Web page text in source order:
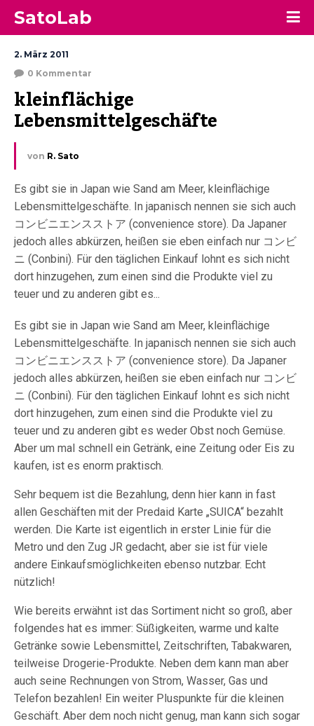
SatoLab
2. März 2011
0 Kommentar
kleinflächige
Lebensmittelgeschäfte
von R. Sato
Es gibt sie in Japan wie Sand am Meer, kleinflächige
Lebensmittelgeschäfte. In japanisch nennen sie sich auch
コンビニエンスストア (convenience store). Da Japaner
jedoch alles abkürzen, heißen sie eben einfach nur コンビ
ニ (Conbini). Für den täglichen Einkauf lohnt es sich nicht
dort hinzugehen, zum einen sind die Produkte viel zu
teuer und zu anderen gibt es...
Es gibt sie in Japan wie Sand am Meer, kleinflächige
Lebensmittelgeschäfte. In japanisch nennen sie sich auch
コンビニエンスストア (convenience store). Da Japaner
jedoch alles abkürzen, heißen sie eben einfach nur コンビ
ニ (Conbini). Für den täglichen Einkauf lohnt es sich nicht
dort hinzugehen, zum einen sind die Produkte viel zu
teuer und zu anderen gibt es weder Obst noch Gemüse.
Aber um mal schnell ein Getränk, eine Zeitung oder Eis zu
kaufen, ist es enorm praktisch.
Sehr bequem ist die Bezahlung, denn hier kann in fast
allen Geschäften mit der Predaid Karte „SUICA“ bezahlt
werden. Die Karte ist eigentlich in erster Linie für die
Metro und den Zug JR gedacht, aber sie ist für viele
andere Einkaufsmöglichkeiten ebenso nutzbar. Echt
nützlich!
Wie bereits erwähnt ist das Sortiment nicht so groß, aber
folgendes hat es immer: Süßigkeiten, warme und kalte
Getränke sowie Lebensmittel, Zeitschriften, Tabakwaren,
teilweise Drogerie-Produkte. Neben dem kann man aber
auch seine Rechnungen von Strom, Wasser, Gas und
Telefon bezahlen! Ein weiter Pluspunkte für die kleinen
Geschäft. Aber dem noch nicht genug, man kann sich sogar